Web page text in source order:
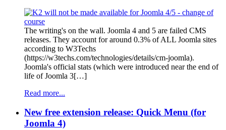
The writing's on the wall. Joomla 4 and 5 are failed CMS
releases. They account for around 0.3% of ALL Joomla sites
according to W3Techs
(https://w3techs.com/technologies/details/cm-joomla).
Joomla's official stats (which were introduced near the end of
life of Joomla 3[…]
Read more...
New free extension release: Quick Menu (for
Joomla 4)